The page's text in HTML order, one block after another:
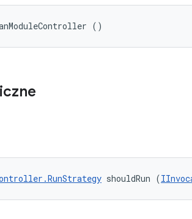
()
shouldRun (